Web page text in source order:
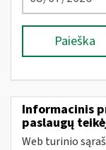
Paieška
Informacinis
paslaugų
Web turinio